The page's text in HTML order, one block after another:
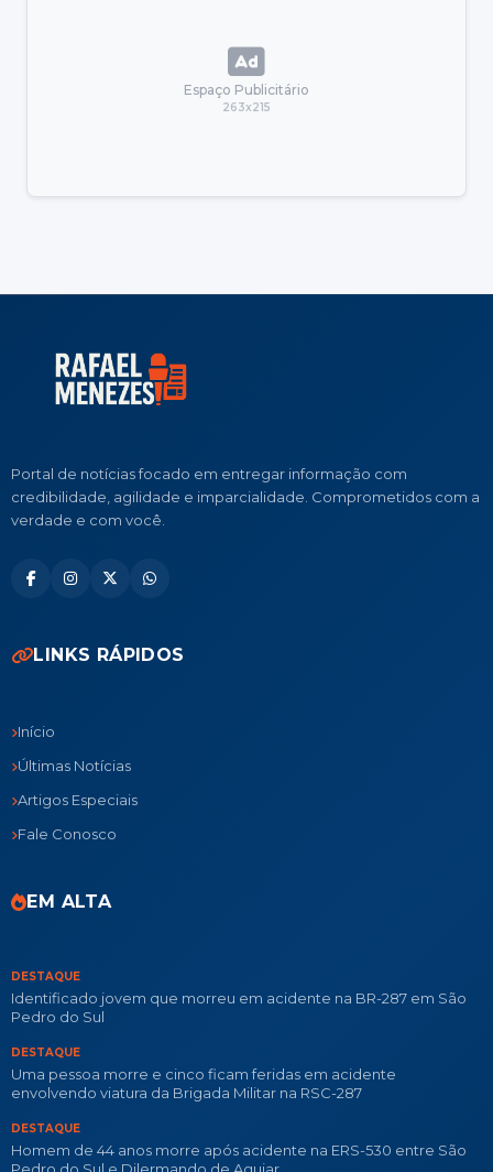
Espaço Publicitário
263x215
Portal de notícias focado em entregar informação com
credibilidade, agilidade e imparcialidade. Comprometidos com a
verdade e com você.
LINKS RÁPIDOS
Início
Últimas Notícias
Artigos Especiais
Fale Conosco
EM ALTA
DESTAQUE
Identificado jovem que morreu em acidente na BR-287 em São
Pedro do Sul
DESTAQUE
Uma pessoa morre e cinco ficam feridas em acidente
envolvendo viatura da Brigada Militar na RSC-287
DESTAQUE
Homem de 44 anos morre após acidente na ERS-530 entre São